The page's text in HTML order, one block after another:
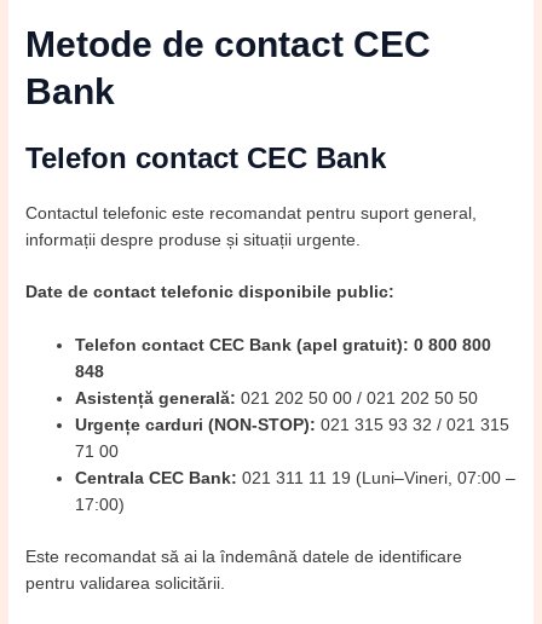
Metode de contact CEC
Bank
Telefon contact CEC Bank
Contactul telefonic este recomandat pentru suport general,
informații despre produse și situații urgente.
Date de contact telefonic disponibile public:
Telefon contact CEC Bank (apel gratuit): 0 800 800
848
Asistență generală: 021 202 50 00 / 021 202 50 50
Urgențe carduri (NON-STOP): 021 315 93 32 / 021 315
71 00
Centrala CEC Bank: 021 311 11 19 (Luni–Vineri, 07:00 –
17:00)
Este recomandat să ai la îndemână datele de identificare
pentru validarea solicitării.